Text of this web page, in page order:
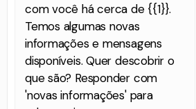
com você há cerca de {{1}}.
Temos algumas novas
informações e mensagens
disponíveis. Quer descobrir o
que são? Responder com
'novas informações' para